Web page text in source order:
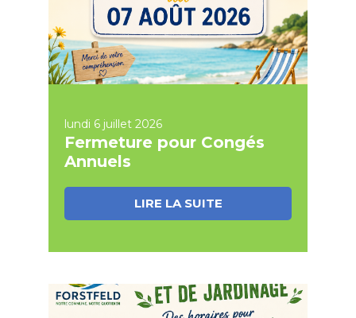
lundi 6 juillet 2026
Fermeture pour Congés
Annuels
LIRE LA SUITE